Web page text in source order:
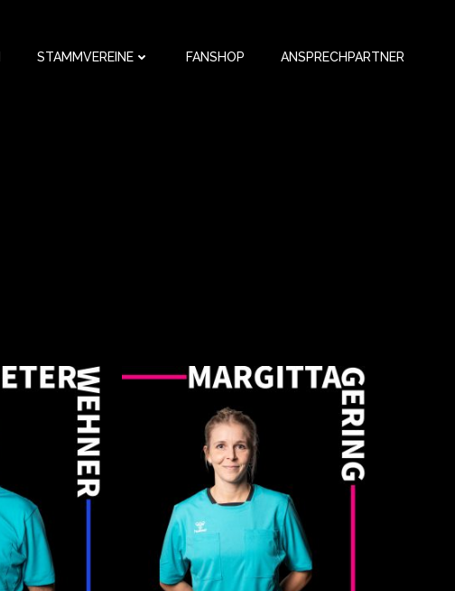
STAMMVEREINE FANSHOP ANSPRECHPARTNER